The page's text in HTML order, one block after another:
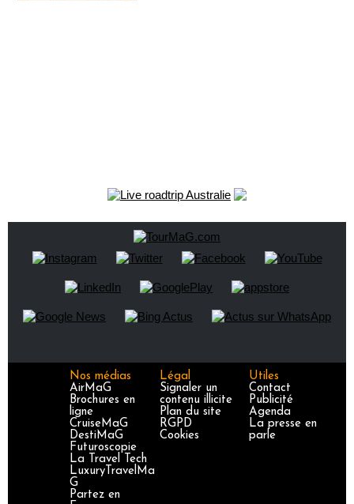
Nos médias
AirMaG
Brochures en
ligne
CruiseMaG
DestiMaG
Futuroscopie
La Travel Tech
LuxuryTravelMa
G
Partez en
Légal
Signaler un
contenu illicite
Plan du site
RGPD
Cookies
Utiles
Contact
Publicité
Agenda
La presse en
parle